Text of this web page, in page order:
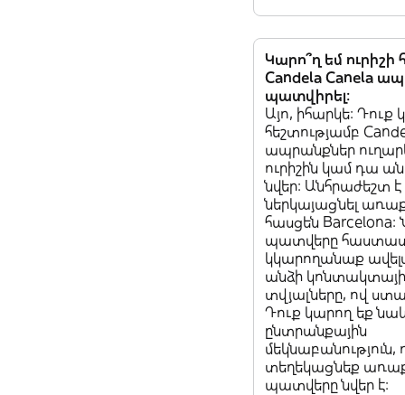
Կարո՞ղ եմ
Candela Canela
պատվիրել:
Այո, իհարկե: Դուք
հեշտությամբ
ապրանքներ
ուրիշին կամ դա
նվեր: Անհրաժեշտ է
ներկայացնել
հասցեն
պատվերը
կկարողանաք
անձի
տվյալները, ով
Դուք կարող եք
ընտրանքային
մեկնաբանություն,
տեղեկացնեք
պատվերը նվեր է: